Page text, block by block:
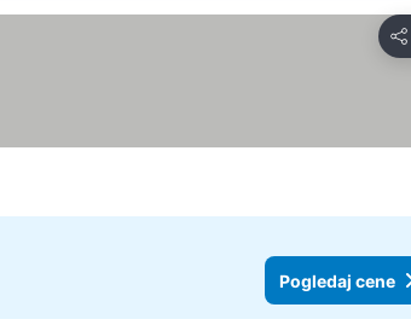
Deli
Pogledaj cene